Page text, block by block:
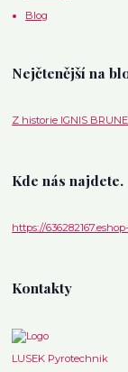
Blog
Nejčtenější na
Z historie IGNIS
Kde nás najdete.
https://
Kontakty
LUSEK Pyrotechnik